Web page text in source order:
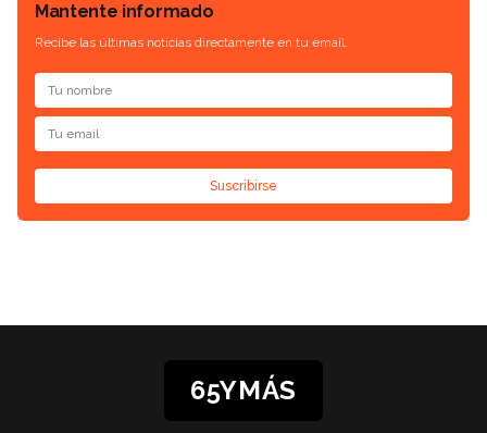
Mantente informado
Recibe las últimas noticias directamente en tu email.
Suscribirse
65YMÁS